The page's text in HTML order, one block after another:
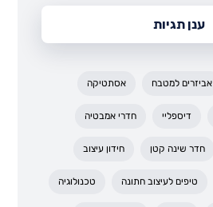
ענן תגיות
אביזרים למטבח אסתטיקה
דיספליי חדרי אמבטיה
חדר שינה קטן חידון עיצוב
טיפים לעיצוב חתונה טכנולוגיה